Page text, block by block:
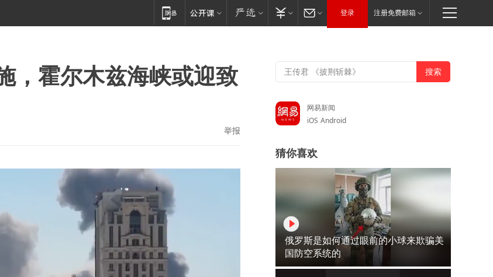
登录 注册免费邮箱
，霍尔木兹海峡或迎致
举报
网易新闻
iOS Android
猜你喜欢
俄罗斯是如何通过眼前的小球来欺骗美
国防空系统的